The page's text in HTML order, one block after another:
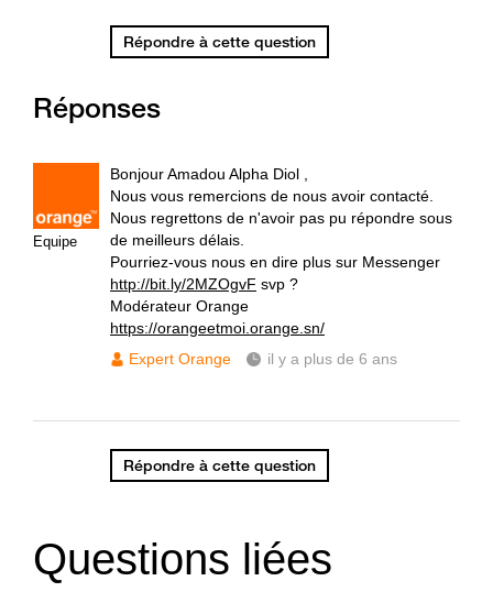
Répondre à cette question
Réponses
Equipe
Bonjour Amadou Alpha Diol ,
Nous vous remercions de nous avoir contacté.
Nous regrettons de n'avoir pas pu répondre sous
de meilleurs délais.
Pourriez-vous nous en dire plus sur Messenger
http://bit.ly/2MZOgvF svp ?
Modérateur Orange
https://orangeetmoi.orange.sn/
Expert Orange
il y a plus de 6 ans
Répondre à cette question
Questions liées